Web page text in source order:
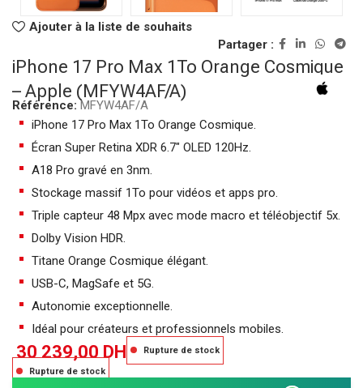
Ajouter à la liste de souhaits
Partager :
iPhone 17 Pro Max 1To Orange Cosmique
– Apple (MFYW4AF/A)
Référence:MFYW4AF/A
iPhone 17 Pro Max 1To Orange Cosmique.
Écran Super Retina XDR 6.7″ OLED 120Hz.
A18 Pro gravé en 3nm.
Stockage massif 1To pour vidéos et apps pro.
Triple capteur 48 Mpx avec mode macro et téléobjectif 5x.
Dolby Vision HDR.
Titane Orange Cosmique élégant.
USB-C, MagSafe et 5G.
Autonomie exceptionnelle.
Idéal pour créateurs et professionnels mobiles.
30 239,00DH
Rupture de stock
Rupture de stock